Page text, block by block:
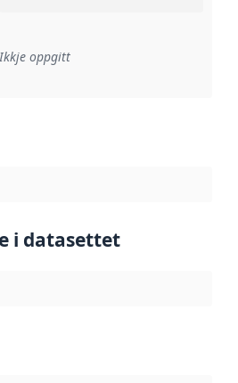
til ei implementeringsregel eller
Ikkje oppgitt
i datasettet